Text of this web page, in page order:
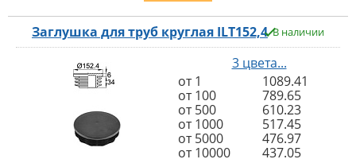
Заглушка для труб круглая ILT152,4 В наличии
3 цвета...
от 1
1089.41
от 100
789.65
от 500
610.23
от 1000
517.45
от 5000
476.97
от 10000
437.05